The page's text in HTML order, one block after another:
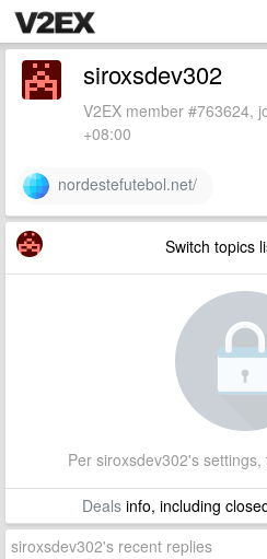
siroxsdev302
V2EX member #763624,
+08:00
nordestefutebol.net/
Switch topics
Per siroxsdev302's
Dealsinfo, including
siroxsdev302's recent replies